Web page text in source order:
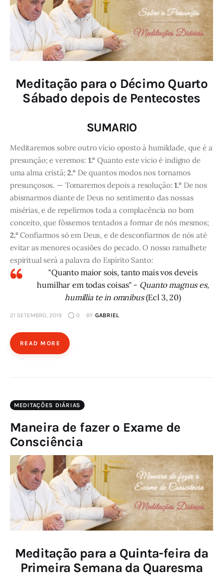
Meditação para o Décimo Quarto
Sábado depois de Pentecostes
SUMARIO
Meditaremos sobre outro vício oposto à humildade, que é a
presunção; e veremos: 1.° Quanto este vício é indigno de
uma alma cristã;2.° De quantos modos nos tornamos
presunçosos. — Tomaremos depois a resolução:1.°De nos
abismarmos diante de Deus no sentimento das nossas
misérias, e de repelirmos toda a complacência no bom
conceito, que fôssemos tentados a formar de nós mesmos;
2.°Confiarmos só em Deus, e de desconfiarmos de nós até
evitar as menores ocasiões do pecado. O nosso ramalhete
espiritual será a palavra do Espírito Santo:
"Quanto maior sois, tanto mais vos deveis
humilhar em todas coisas" - Quanto magnus es,
humillia te in omnibus(Ecl 3, 20)
21 SETEMBRO, 2019 0 BY GABRIEL
READ MORE
MEDITAÇÕES DIÁRIAS
Maneira de fazer o Exame de
Consciência
Meditação para a Quinta-feira da
Primeira Semana da Quaresma